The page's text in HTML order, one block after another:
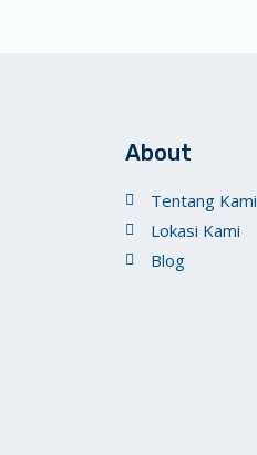
About
Tentang Kami
Lokasi Kami
Blog